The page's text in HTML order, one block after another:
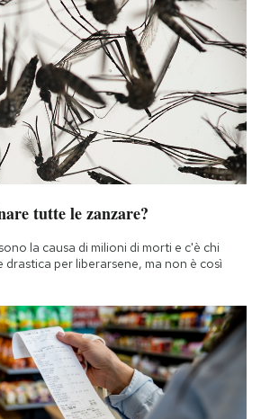
tutte le zanzare?
la causa di milioni di morti e c'è chi
per liberarsene, ma non è così